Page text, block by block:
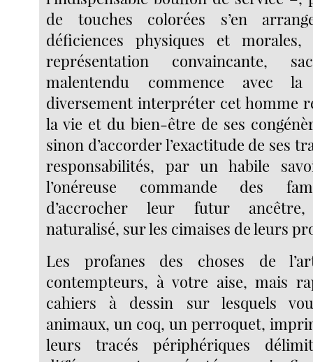
de touches colorées s’en
déficiences physiques et morales,
représentation convaincante,
malentendu commence avec
diversement interpréter cet homme
la vie et du bien-être de ses
sinon d’accorder l’exactitude de ses
responsabilités, par un habile
l’onéreuse commande des
d’accrocher leur futur ancêtre,
naturalisé, sur les cimaises de leurs
Les profanes des choses de
contempteurs, à votre aise, mais
cahiers à dessin sur lesquels
animaux, un coq, un perroquet,
leurs tracés périphériques